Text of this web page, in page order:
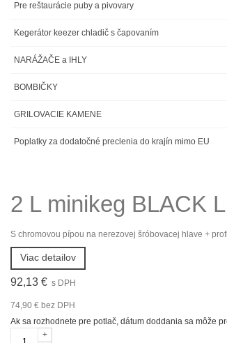
Pre reštaurácie puby a pivovary
Kegerátor keezer chladič s čapovaním
NARÁŽAČE a IHLY
BOMBIČKY
GRILOVACIE KAMENE
Poplatky za dodatočné preclenia do krajín mimo EU
2 L minikeg BLACK
S chromovou pípou na nerezovej šróbovacej hlave +
Viac detailov
92,13 € s DPH
74,90 € bez DPH
Ak sa rozhodnete pre potlač, dátum doddania sa môže
+